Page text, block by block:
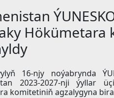
Hökümetara
16-njy noýabrynda
2023-2027-nji ýyllar
komitetiniň agzalygyna